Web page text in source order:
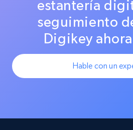
Best Buy products
URL, Product id, Title, Images,
maximizar las ventas.
estantería
seguimiento
Digikey
Hable con un